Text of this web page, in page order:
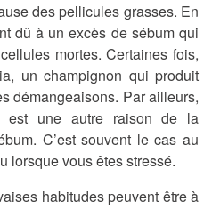
des pellicules grasses. En
dû à un excès de sébum qui
mortes. Certaines fois,
un champignon qui produit
démangeaisons. Par ailleurs,
est une autre raison de la
C’est souvent le cas au
lorsque vous êtes stressé.
habitudes peuvent être à